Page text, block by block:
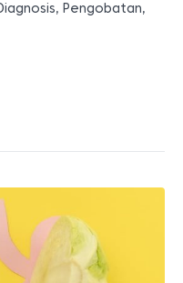
Pengobatan,